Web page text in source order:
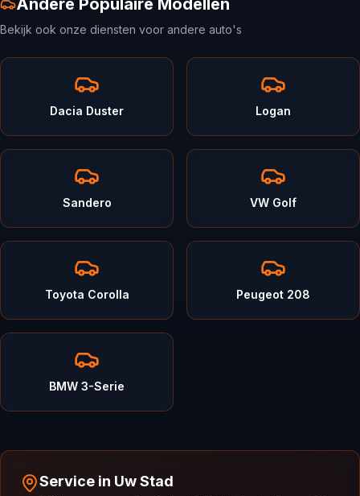
Andere Populaire Modellen
Bekijk ook onze diensten voor andere auto's
Dacia Duster Logan
Sandero VW Golf
Toyota Corolla Peugeot 208
BMW 3-Serie
Service in Uw Stad